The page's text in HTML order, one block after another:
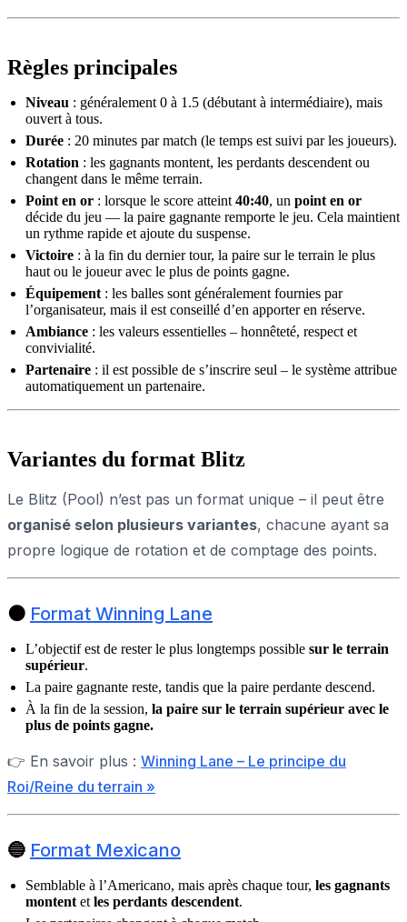
Règles principales
Niveau : généralement 0 à 1.5 (débutant à intermédiaire), mais
ouvert à tous.
Durée : 20 minutes par match (le temps est suivi par les joueurs).
Rotation : les gagnants montent, les perdants descendent ou
changent dans le même terrain.
Point en or : lorsque le score atteint 40:40, un point en or
décide du jeu — la paire gagnante remporte le jeu. Cela maintient
un rythme rapide et ajoute du suspense.
Victoire : à la fin du dernier tour, la paire sur le terrain le plus
haut ou le joueur avec le plus de points gagne.
Équipement : les balles sont généralement fournies par
l’organisateur, mais il est conseillé d’en apporter en réserve.
Ambiance : les valeurs essentielles – honnêteté, respect et
convivialité.
Partenaire : il est possible de s’inscrire seul – le système attribue
automatiquement un partenaire.
Variantes du format Blitz
Le Blitz (Pool) n’est pas un format unique – il peut être
organisé selon plusieurs variantes, chacune ayant sa
propre logique de rotation et de comptage des points.
🟠 Format Winning Lane
L’objectif est de rester le plus longtemps possible sur le terrain
supérieur.
La paire gagnante reste, tandis que la paire perdante descend.
À la fin de la session, la paire sur le terrain supérieur avec le
plus de points gagne.
👉 En savoir plus : Winning Lane – Le principe du
Roi/Reine du terrain »
🔵 Format Mexicano
Semblable à l’Americano, mais après chaque tour, les gagnants
montent et les perdants descendent.